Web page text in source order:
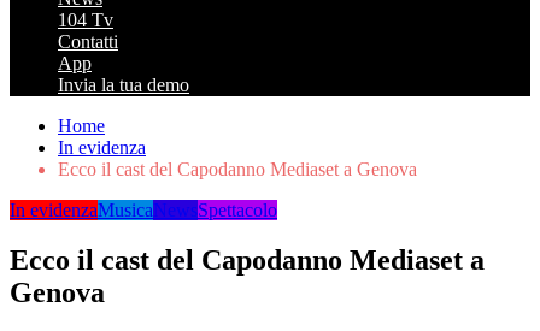
104 Tv
Contatti
App
Invia la tua demo
Home
In evidenza
Ecco il cast del Capodanno Mediaset a Genova
In evidenzaMusicaNewsSpettacolo
Ecco il cast del Capodanno Mediaset a
Genova